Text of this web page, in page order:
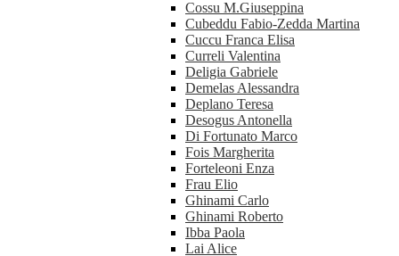
Cossu M.Giuseppina
Cubeddu Fabio-Zedda Martina
Cuccu Franca Elisa
Curreli Valentina
Deligia Gabriele
Demelas Alessandra
Deplano Teresa
Desogus Antonella
Di Fortunato Marco
Fois Margherita
Forteleoni Enza
Frau Elio
Ghinami Carlo
Ghinami Roberto
Ibba Paola
Lai Alice